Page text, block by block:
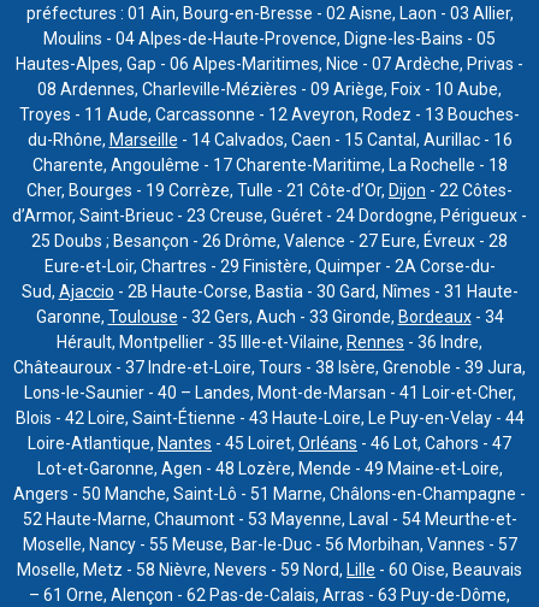
préfectures : 01 Ain, Bourg-en-Bresse - 02 Aisne, Laon - 03 Allier,
Moulins - 04 Alpes-de-Haute-Provence, Digne-les-Bains - 05
Hautes-Alpes, Gap - 06 Alpes-Maritimes, Nice - 07 Ardèche, Privas -
08 Ardennes, Charleville-Mézières - 09 Ariège, Foix - 10 Aube,
Troyes - 11 Aude, Carcassonne - 12 Aveyron, Rodez - 13 Bouches-
du-Rhône, Marseille - 14 Calvados, Caen - 15 Cantal, Aurillac - 16
Charente, Angoulême - 17 Charente-Maritime, La Rochelle - 18
Cher, Bourges - 19 Corrèze, Tulle - 21 Côte-d’Or, Dijon - 22 Côtes-
d’Armor, Saint-Brieuc - 23 Creuse, Guéret - 24 Dordogne, Périgueux -
25 Doubs ; Besançon - 26 Drôme, Valence - 27 Eure, Évreux - 28
Eure-et-Loir, Chartres - 29 Finistère, Quimper - 2A Corse-du-
Sud, Ajaccio - 2B Haute-Corse, Bastia - 30 Gard, Nîmes - 31 Haute-
Garonne, Toulouse - 32 Gers, Auch - 33 Gironde, Bordeaux- 34
Hérault, Montpellier - 35 Ille-et-Vilaine, Rennes - 36 Indre,
Châteauroux - 37 Indre-et-Loire, Tours - 38 Isère, Grenoble - 39 Jura,
Lons-le-Saunier - 40 – Landes, Mont-de-Marsan - 41 Loir-et-Cher,
Blois - 42 Loire, Saint-Étienne - 43 Haute-Loire, Le Puy-en-Velay - 44
Loire-Atlantique, Nantes - 45 Loiret, Orléans - 46 Lot, Cahors - 47
Lot-et-Garonne, Agen - 48 Lozère, Mende - 49 Maine-et-Loire,
Angers - 50 Manche, Saint-Lô - 51 Marne, Châlons-en-Champagne -
52 Haute-Marne, Chaumont - 53 Mayenne, Laval - 54 Meurthe-et-
Moselle, Nancy - 55 Meuse, Bar-le-Duc - 56 Morbihan, Vannes - 57
Moselle, Metz - 58 Nièvre, Nevers - 59 Nord, Lille - 60 Oise, Beauvais
– 61 Orne, Alençon - 62 Pas-de-Calais, Arras - 63 Puy-de-Dôme,